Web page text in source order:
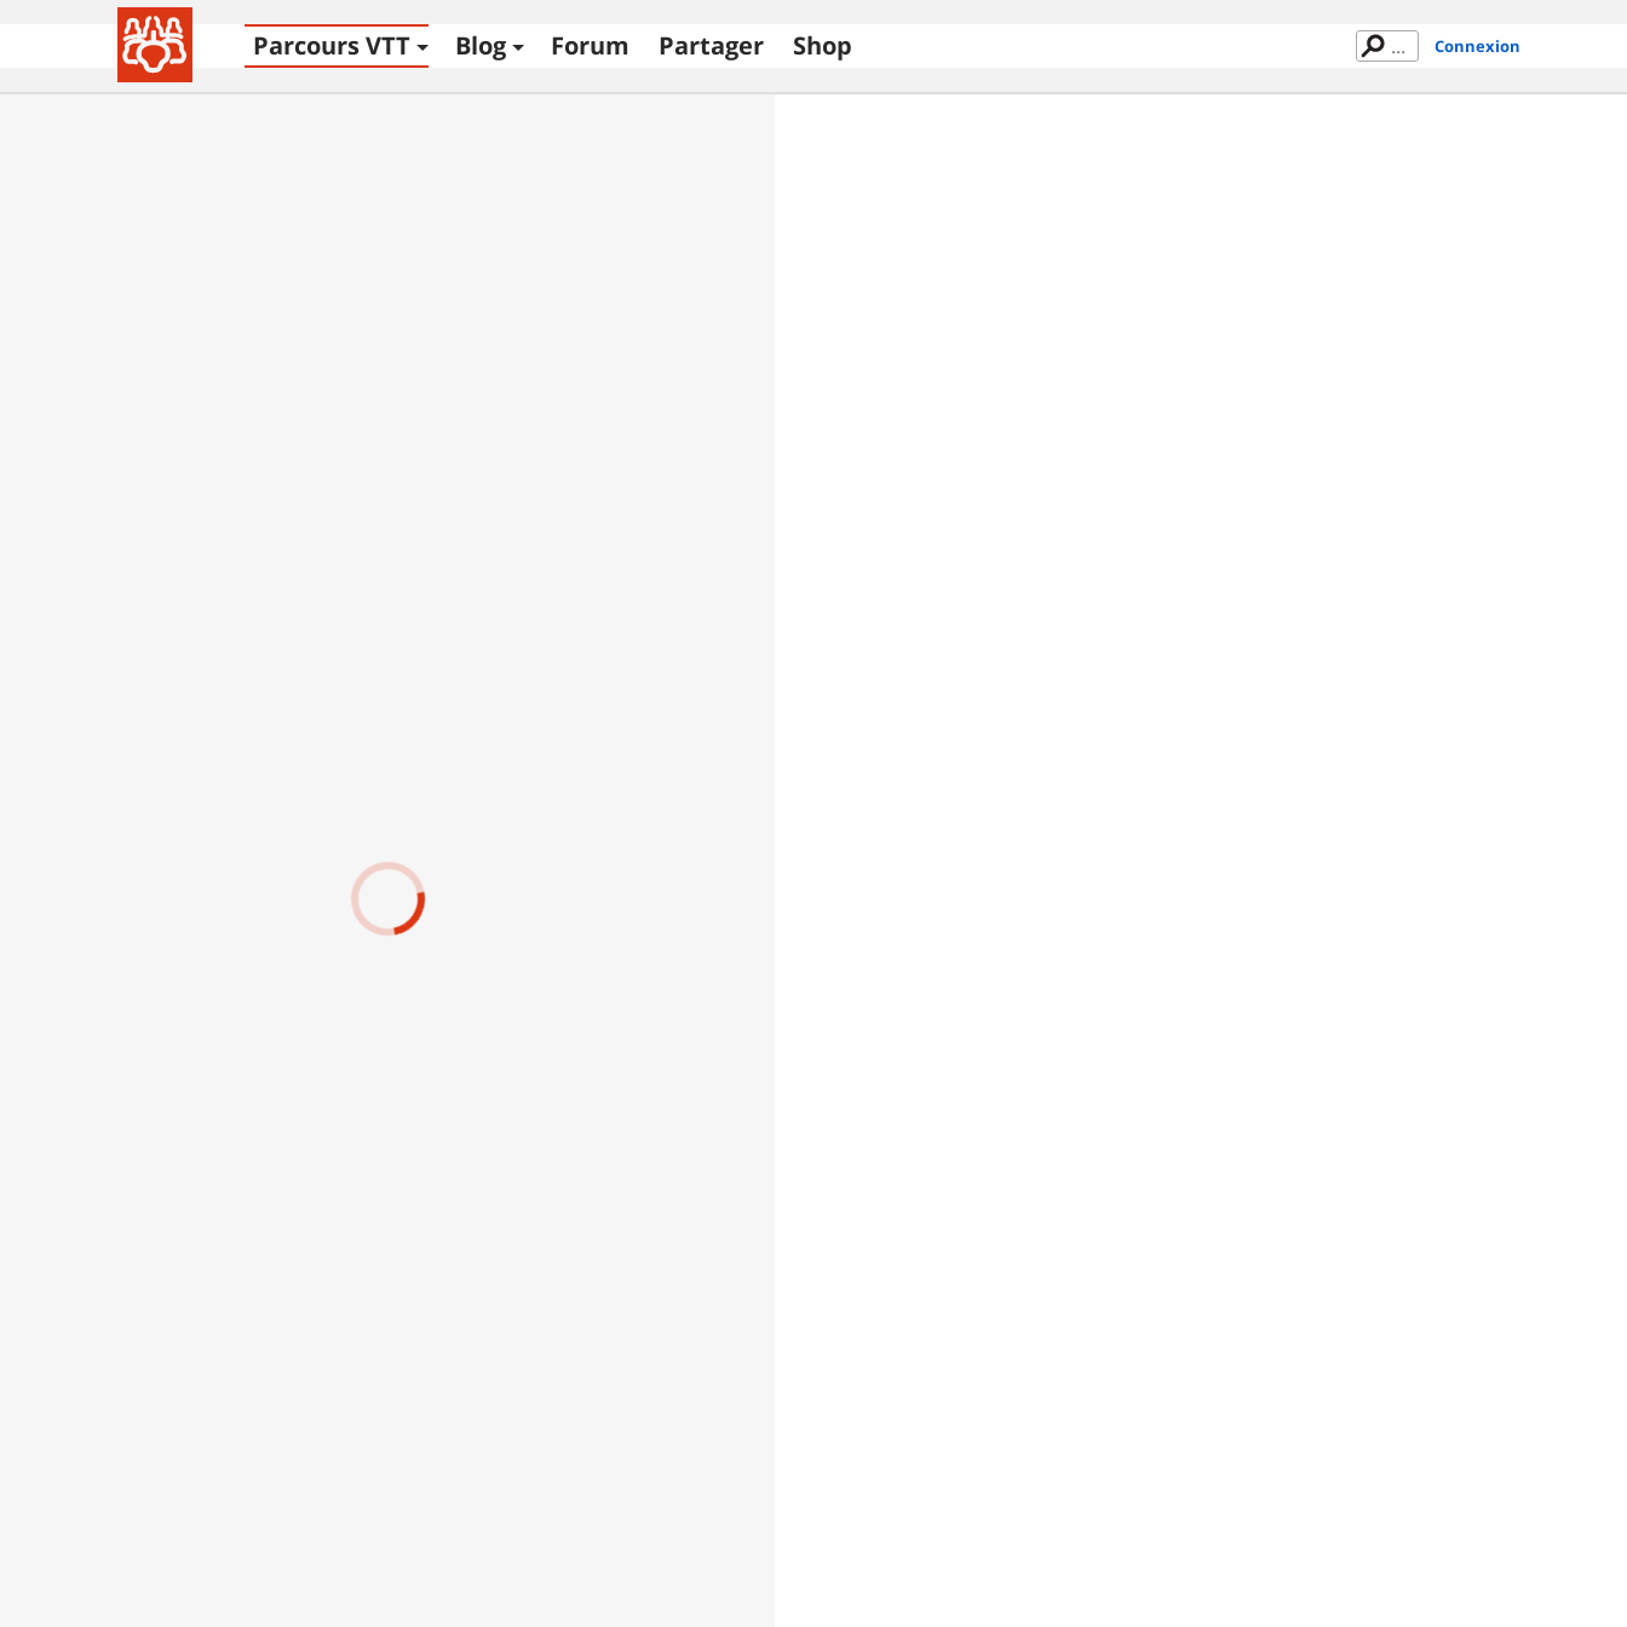
Parcours VTT Blog Forum Partager Shop Connexion